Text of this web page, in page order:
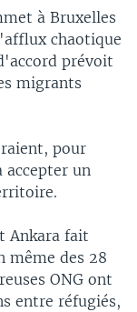
à Bruxelles
chaotique
prévoit
migrants
pour
accepter un
Ankara fait
même des 28
ONG ont
entre réfugiés,